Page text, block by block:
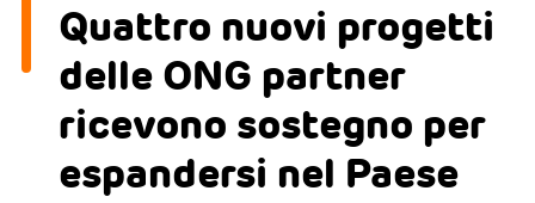
Quattro nuovi progetti
delle ONG partner
ricevono sostegno per
espandersi nel Paese